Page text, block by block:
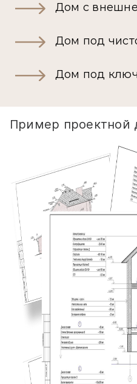
Дом с
Дом под
Дом под ключ
Пример проектной